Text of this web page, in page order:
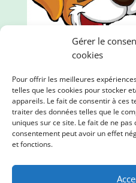
Gérer le
cookies
Pour offrir les meilleures
telles que les cookies pour stocker
appareils. Le fait de consentir à ces
traiter des données telles que le
uniques sur ce site. Le fait de ne
consentement peut avoir un effet
et fonctions.
Mille et une pattes,
des produits de qualité.
loulous et de la planète !